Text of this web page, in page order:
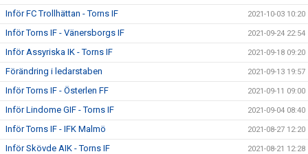
Inför FC Trollhättan - Torns IF 2021-10-03 10:20
Inför Torns IF - Vänersborgs IF 2021-09-24 22:54
Inför Assyriska IK - Torns IF 2021-09-18 09:20
Förändring i ledarstaben 2021-09-13 19:57
Inför Torns IF - Österlen FF 2021-09-11 09:00
Inför Lindome GIF - Torns IF 2021-09-04 08:40
Inför Torns IF - IFK Malmö 2021-08-27 12:20
Inför Skövde AIK - Torns IF 2021-08-21 12:28